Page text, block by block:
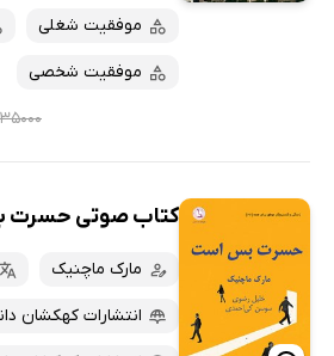
موفقیت شغلی
موفقیت شخصی
کتاب صوتی
مارک ماچنیک
انتشارات کهکشان